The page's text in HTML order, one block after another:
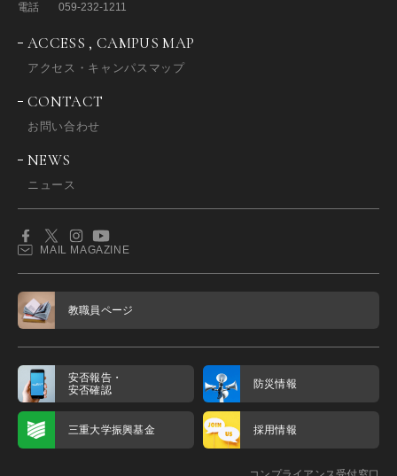
電話
059-232-1211
ACCESS , CAMPUS MAP
アクセス・キャンパスマップ
CONTACT
お問い合わせ
NEWS
ニュース
MAIL MAGAZINE
教職員ページ
安否報告・
安否確認
防災情報
三重大学振興基金 採用情報